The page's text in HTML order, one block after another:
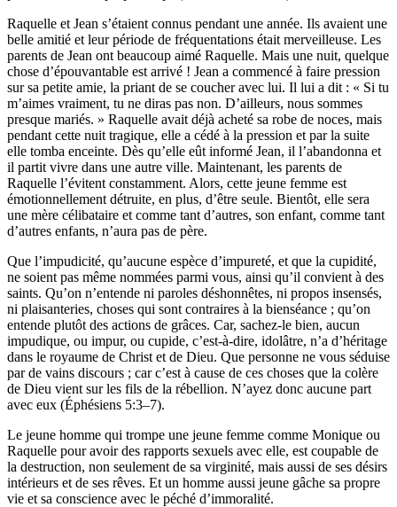
Raquelle et Jean s’étaient connus pendant une année. Ils avaient une
belle amitié et leur période de fréquentations était merveilleuse. Les
parents de Jean ont beaucoup aimé Raquelle. Mais une nuit, quelque
chose d’épouvantable est arrivé ! Jean a commencé à faire pression
sur sa petite amie, la priant de se coucher avec lui. Il lui a dit : « Si tu
m’aimes vraiment, tu ne diras pas non. D’ailleurs, nous sommes
presque mariés. » Raquelle avait déjà acheté sa robe de noces, mais
pendant cette nuit tragique, elle a cédé à la pression et par la suite
elle tomba enceinte. Dès qu’elle eût informé Jean, il l’abandonna et
il partit vivre dans une autre ville. Maintenant, les parents de
Raquelle l’évitent constamment. Alors, cette jeune femme est
émotionnellement détruite, en plus, d’être seule. Bientôt, elle sera
une mère célibataire et comme tant d’autres, son enfant, comme tant
d’autres enfants, n’aura pas de père.
Que l’impudicité, qu’aucune espèce d’impureté, et que la cupidité,
ne soient pas même nommées parmi vous, ainsi qu’il convient à des
saints. Qu’on n’entende ni paroles déshonnêtes, ni propos insensés,
ni plaisanteries, choses qui sont contraires à la bienséance ; qu’on
entende plutôt des actions de grâces. Car, sachez-le bien, aucun
impudique, ou impur, ou cupide, c’est-à-dire, idolâtre, n’a d’héritage
dans le royaume de Christ et de Dieu. Que personne ne vous séduise
par de vains discours ; car c’est à cause de ces choses que la colère
de Dieu vient sur les fils de la rébellion. N’ayez donc aucune part
avec eux (Éphésiens 5:3–7).
Le jeune homme qui trompe une jeune femme comme Monique ou
Raquelle pour avoir des rapports sexuels avec elle, est coupable de
la destruction, non seulement de sa virginité, mais aussi de ses désirs
intérieurs et de ses rêves. Et un homme aussi jeune gâche sa propre
vie et sa conscience avec le péché d’immoralité.